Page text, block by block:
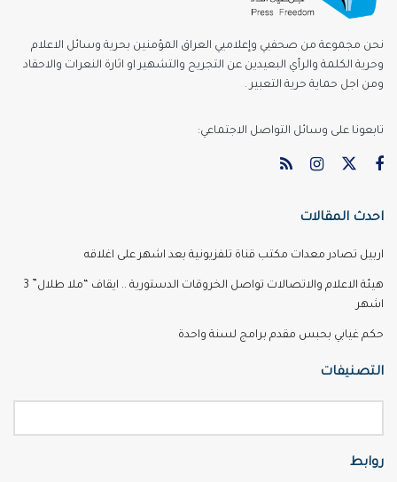
نحن مجموعة من صحفيي وإعلاميي العراق المؤمنين بحرية وسائل الاعلام
وحرية الكلمة والرأي البعيدين عن التجريح والتشهير او اثارة النعرات والاحقاد
ومن اجل حماية حرية التعبير .
تابعونا على وسائل التواصل الاجتماعي:
احدث المقالات
اربيل تصادر معدات مكتب قناة تلفزيونية بعد اشهر على اغلاقه
هيئة الاعلام والاتصالات تواصل الخروقات الدستورية .. ايقاف “ملا طلال” 3
اشهر
حكم غيابي بحبس مقدم برامج لسنة واحدة
التصنيفات
روابط